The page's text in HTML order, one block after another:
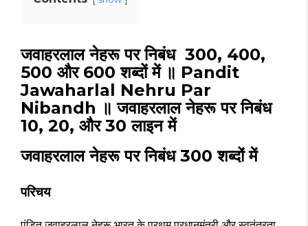
जवाहरलाल नेहरू पर निबंध 300, 400,
500 और 600 शब्दों में ॥ Pandit
Jawaharlal Nehru Par
Nibandh ॥ जवाहरलाल नेहरू पर निबंध
10, 20, और 30 लाइन में
जवाहरलाल नेहरू पर निबंध 300 शब्दों में
परिचय